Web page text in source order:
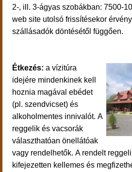
2-, ill. 3-ágyas szobákban: 7500-
web site utolsó frissítésekor
szállásadók döntésétől függően.
Étkezés: a vízitúra
idejére mindenkinek kell
hoznia magával ebédet
(pl. szendvicset) és
alkoholmentes innivalót. A
reggelik és vacsorák
választhatóan önellátóak
vagy rendelhetők. A rendelt
kifejezetten kellemes és